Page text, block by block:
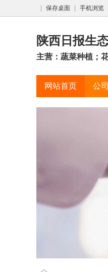
保存桌面 手机浏览
陕西日报生
主营：蔬菜种植；
网站首页 公